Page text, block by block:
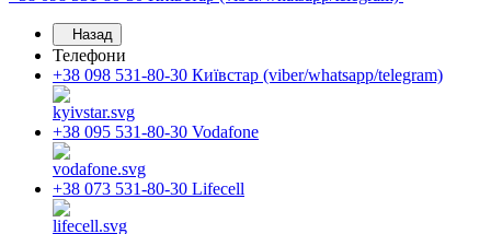
Назад
Телефони
+38 098 531-80-30 Київстар (viber/whatsapp/telegram)
+38 095 531-80-30 Vodafone
+38 073 531-80-30 Lifecell